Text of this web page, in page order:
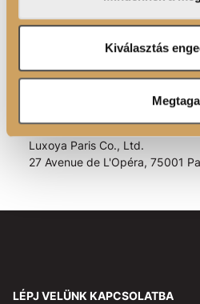
adatait, akik kombinálhatják az
adatokkal, amelyeket Ön adott
Ön által használt más
Kiválasztás
5999098004838
988/2023 GPSR EU rendelet alapján az
1116 Budapest Barázda u. 5.
Luxoya Paris Co., Ltd.
27 Avenue de L'Opéra, 75001
LÉPJ VELÜNK KAPCSOLATBA